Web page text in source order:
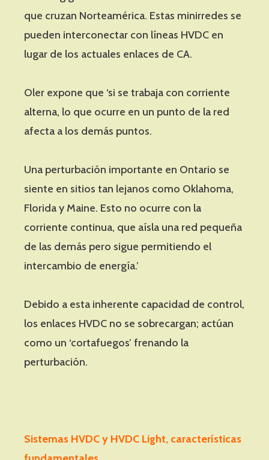
que cruzan Norteamérica. Estas minirredes se
pueden interconectar con líneas HVDC en
lugar de los actuales enlaces de CA.
Oler expone que ‘si se trabaja con corriente
alterna, lo que ocurre en un punto de la red
afecta a los demás puntos.
Una perturbación importante en Ontario se
siente en sitios tan lejanos como Oklahoma,
Florida y Maine. Esto no ocurre con la
corriente continua, que aísla una red pequeña
de las demás pero sigue permitiendo el
intercambio de energía.’
Debido a esta inherente capacidad de control,
los enlaces HVDC no se sobrecargan; actúan
como un ‘cortafuegos’ frenando la
perturbación.
Sistemas HVDC y HVDC Light, características